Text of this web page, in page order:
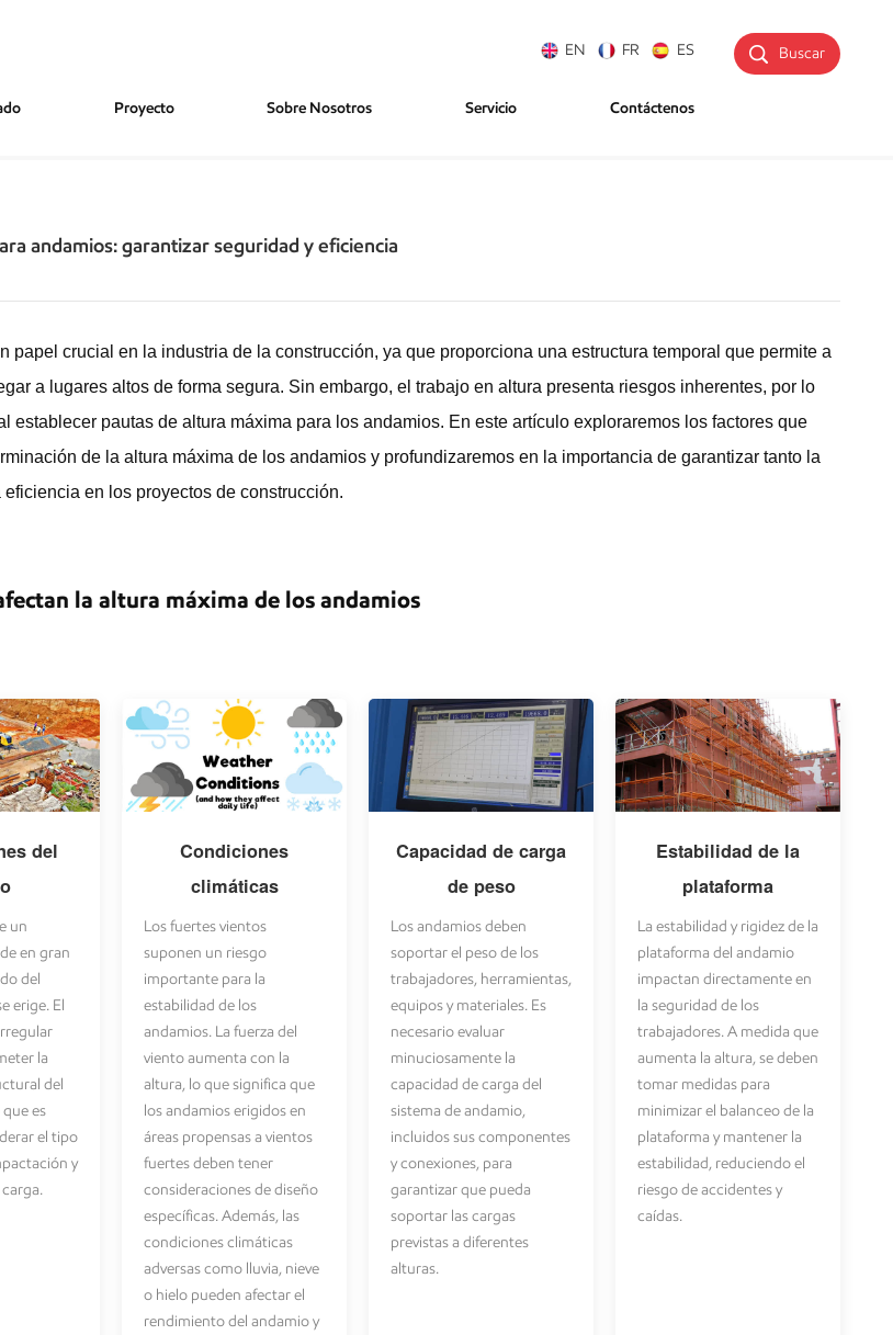
Buscar
EN FR ES
Proyecto Sobre Nosotros Servicio Contáctenos
andamios: garantizar seguridad y eficiencia
papel crucial en la industria de la construcción, ya que proporciona una estructura temporal que permite a
a lugares altos de forma segura. Sin embargo, el trabajo en altura presenta riesgos inherentes, por lo
establecer pautas de altura máxima para los andamios. En este artículo exploraremos los factores que
de la altura máxima de los andamios y profundizaremos en la importancia de garantizar tanto la
en los proyectos de construcción.
la altura máxima de los andamios
del
un
en gran
del
erige. El
la
del
es
el tipo
y
Condiciones
climáticas
Los fuertes vientos
suponen un riesgo
importante para la
estabilidad de los
andamios. La fuerza del
viento aumenta con la
altura, lo que significa que
los andamios erigidos en
áreas propensas a vientos
fuertes deben tener
consideraciones de diseño
específicas. Además, las
condiciones climáticas
adversas como lluvia, nieve
o hielo pueden afectar el
rendimiento del andamio y
Capacidad de carga
de peso
Los andamios deben
soportar el peso de los
trabajadores, herramientas,
equipos y materiales. Es
necesario evaluar
minuciosamente la
capacidad de carga del
sistema de andamio,
incluidos sus componentes
y conexiones, para
garantizar que pueda
soportar las cargas
previstas a diferentes
alturas.
Estabilidad de la
plataforma
La estabilidad y rigidez de la
plataforma del andamio
impactan directamente en
la seguridad de los
trabajadores. A medida que
aumenta la altura, se deben
tomar medidas para
minimizar el balanceo de la
plataforma y mantener la
estabilidad, reduciendo el
riesgo de accidentes y
caídas.